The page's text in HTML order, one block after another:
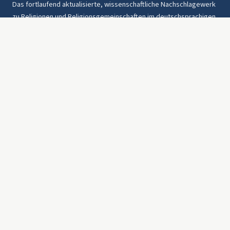
Das fortlaufend aktualisierte, wissenschaftliche Nachschlagewerk
zu Religionen und Religionsgemeinschaften im deutschsprachigen